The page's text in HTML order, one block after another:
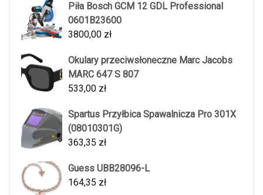
Piła Bosch GCM 12 GDL Professional
0601B23600
3800,00 zł
Okulary przeciwsłoneczne Marc Jacobs
MARC 647 S 807
533,00 zł
Spartus Przyłbica Spawalnicza Pro 301X
(08010301G)
363,35 zł
Guess UBB28096-L
164,35 zł